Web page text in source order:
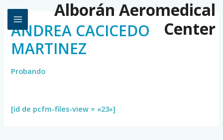
Alborán Aeromedical
Center
ANDREA CACICEDO
MARTINEZ
Probando
[id de pcfm-files-view = «23»]